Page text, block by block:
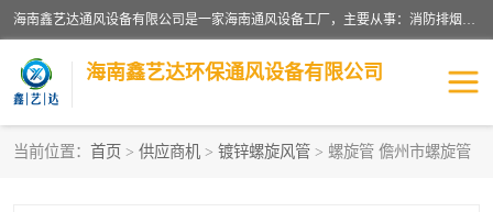
海南鑫艺达通风设备有限公司是一家海南通风设备工厂，主要从事：消防排烟工程、油烟净化工程、厨房排烟工程、酒店厨房设备、新风排风系统、镀锌铁皮管道加工、暖通工程、通风管道安装、消防火阀百叶风口等业务。公司拥有管道及配件一体化工厂生产线，良好的售后服务，良好的设计团队，良好的施工团队、良好管理人员，掌握畅通丰富的信息、市场渠道。
海南鑫艺达环保通风设备有限公司
当前位置： 首页 > 供应商机 > 镀锌螺旋风管 > 螺旋管 儋州市螺旋管